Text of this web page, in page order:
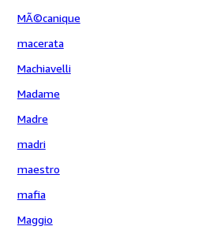
MÃ©canique
macerata
Machiavelli
Madame
Madre
madri
maestro
mafia
Maggio